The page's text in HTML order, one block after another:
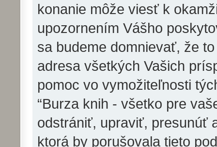
konanie môže viesť k
upozornením Vášho
sa budeme domnievať, že
adresa všetkých Vašich
pomoc vo vymožiteľnosti
“Burza knih - všetko pre
odstrániť, upraviť, presunúť
ktorá by porušovala tieto